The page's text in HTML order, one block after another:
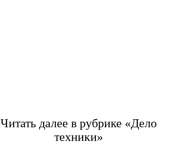
Читать далее в рубрике «Дело
техники»